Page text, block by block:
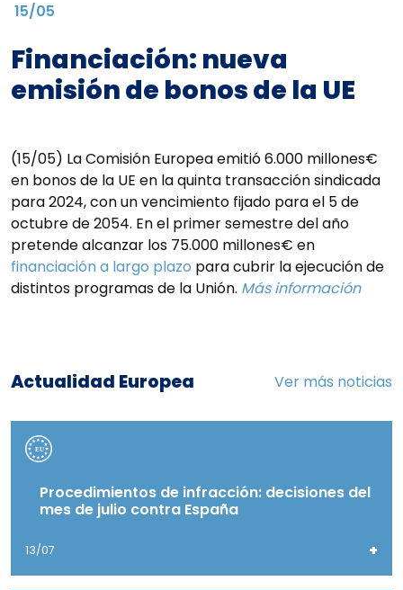
15/05
Financiación: nueva
emisión de bonos de la UE
(15/05) La Comisión Europea emitió 6.000 millones€
en bonos de la UE en la quinta transacción sindicada
para 2024, con un vencimiento fijado para el 5 de
octubre de 2054. En el primer semestre del año
pretende alcanzar los 75.000 millones€ en
financiación a largo plazo para cubrir la ejecución de
distintos programas de la Unión. Más información
Actualidad Europea Ver más noticias
Procedimientos de infracción: decisiones del
mes de julio contra España
13/07 +